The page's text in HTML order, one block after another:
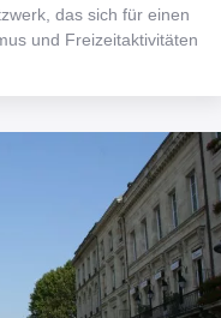
das sich für einen
und Freizeitaktivitäten